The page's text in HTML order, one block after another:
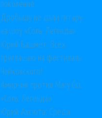
поколение
Дробышу не дали гитару
на шоу «Соль. Легенда»
Юрий Башмет: Всех
приглашаю на фестиваль
Чайковского!
Амирчик против Mary Gu.
«Соль. Легенда»
Юрий Аксюта: Среди